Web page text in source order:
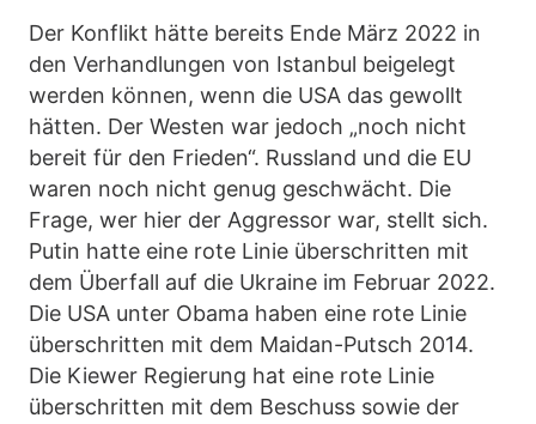
Der Konflikt hätte bereits Ende März 2022 in
den Verhandlungen von Istanbul beigelegt
werden können, wenn die USA das gewollt
hätten. Der Westen war jedoch „noch nicht
bereit für den Frieden“. Russland und die EU
waren noch nicht genug geschwächt. Die
Frage, wer hier der Aggressor war, stellt sich.
Putin hatte eine rote Linie überschritten mit
dem Überfall auf die Ukraine im Februar 2022.
Die USA unter Obama haben eine rote Linie
überschritten mit dem Maidan-Putsch 2014.
Die Kiewer Regierung hat eine rote Linie
überschritten mit dem Beschuss sowie der